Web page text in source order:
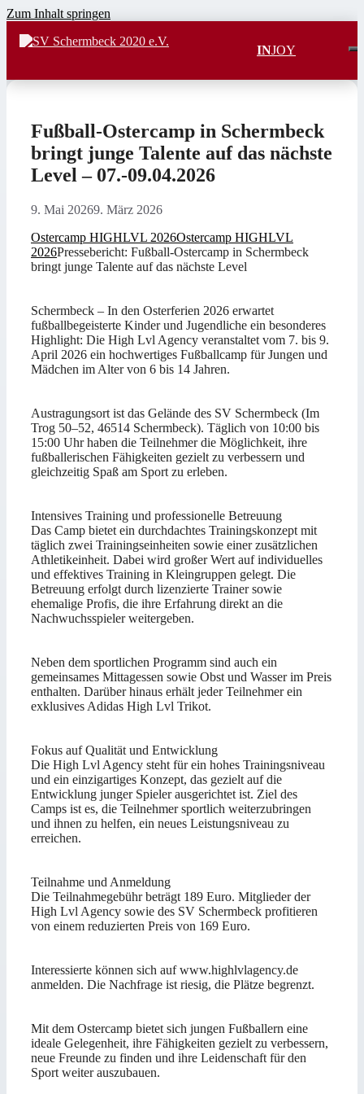
Zum Inhalt springen
INJOY
Fußball-Ostercamp in Schermbeck
bringt junge Talente auf das nächste
Level – 07.-09.04.2026
9. Mai 20269. März 2026
Ostercamp HIGHLVL 2026Ostercamp HIGHLVL
2026Pressebericht: Fußball-Ostercamp in Schermbeck
bringt junge Talente auf das nächste Level
Schermbeck – In den Osterferien 2026 erwartet
fußballbegeisterte Kinder und Jugendliche ein besonderes
Highlight: Die High Lvl Agency veranstaltet vom 7. bis 9.
April 2026 ein hochwertiges Fußballcamp für Jungen und
Mädchen im Alter von 6 bis 14 Jahren.
Austragungsort ist das Gelände des SV Schermbeck (Im
Trog 50–52, 46514 Schermbeck). Täglich von 10:00 bis
15:00 Uhr haben die Teilnehmer die Möglichkeit, ihre
fußballerischen Fähigkeiten gezielt zu verbessern und
gleichzeitig Spaß am Sport zu erleben.
Intensives Training und professionelle Betreuung
Das Camp bietet ein durchdachtes Trainingskonzept mit
täglich zwei Trainingseinheiten sowie einer zusätzlichen
Athletikeinheit. Dabei wird großer Wert auf individuelles
und effektives Training in Kleingruppen gelegt. Die
Betreuung erfolgt durch lizenzierte Trainer sowie
ehemalige Profis, die ihre Erfahrung direkt an die
Nachwuchsspieler weitergeben.
Neben dem sportlichen Programm sind auch ein
gemeinsames Mittagessen sowie Obst und Wasser im Preis
enthalten. Darüber hinaus erhält jeder Teilnehmer ein
exklusives Adidas High Lvl Trikot.
Fokus auf Qualität und Entwicklung
Die High Lvl Agency steht für ein hohes Trainingsniveau
und ein einzigartiges Konzept, das gezielt auf die
Entwicklung junger Spieler ausgerichtet ist. Ziel des
Camps ist es, die Teilnehmer sportlich weiterzubringen
und ihnen zu helfen, ein neues Leistungsniveau zu
erreichen.
Teilnahme und Anmeldung
Die Teilnahmegebühr beträgt 189 Euro. Mitglieder der
High Lvl Agency sowie des SV Schermbeck profitieren
von einem reduzierten Preis von 169 Euro.
Interessierte können sich auf www.highlvlagency.de
anmelden. Die Nachfrage ist riesig, die Plätze begrenzt.
Mit dem Ostercamp bietet sich jungen Fußballern eine
ideale Gelegenheit, ihre Fähigkeiten gezielt zu verbessern,
neue Freunde zu finden und ihre Leidenschaft für den
Sport weiter auszubauen.